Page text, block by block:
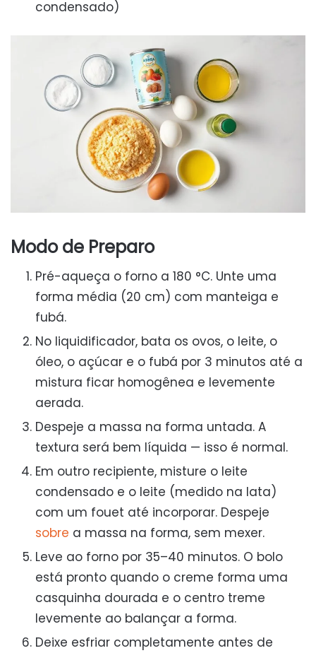
condensado)
Modo de Preparo
Pré-aqueça o forno a 180 °C. Unte uma
forma média (20 cm) com manteiga e
fubá.
No liquidificador, bata os ovos, o leite, o
óleo, o açúcar e o fubá por 3 minutos até a
mistura ficar homogênea e levemente
aerada.
Despeje a massa na forma untada. A
textura será bem líquida — isso é normal.
Em outro recipiente, misture o leite
condensado e o leite (medido na lata)
com um fouet até incorporar. Despeje
sobre a massa na forma, sem mexer.
Leve ao forno por 35–40 minutos. O bolo
está pronto quando o creme forma uma
casquinha dourada e o centro treme
levemente ao balançar a forma.
Deixe esfriar completamente antes de